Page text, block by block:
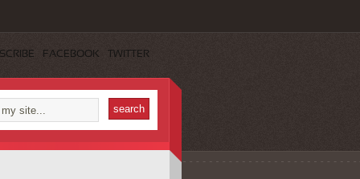
FACEBOOK TWITTER